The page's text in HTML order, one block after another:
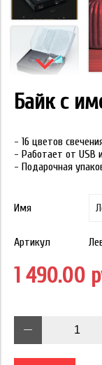
Байк с
- 16 цветов
- Работает от USB
- Подарочная
Имя
Артикул
1 490.00